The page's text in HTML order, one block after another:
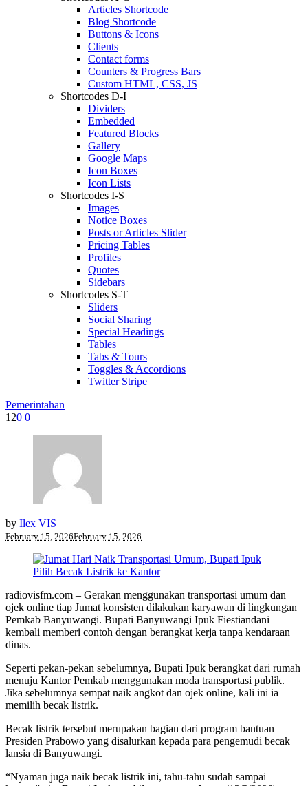
Articles Shortcode
Blog Shortcode
Buttons & Icons
Clients
Contact forms
Counters & Progress Bars
Custom HTML, CSS, JS
Shortcodes D-I
Dividers
Embedded
Featured Blocks
Gallery
Google Maps
Icon Boxes
Icon Lists
Shortcodes I-S
Images
Notice Boxes
Posts or Articles Slider
Pricing Tables
Profiles
Quotes
Sidebars
Shortcodes S-T
Sliders
Social Sharing
Special Headings
Tables
Tabs & Tours
Toggles & Accordions
Twitter Stripe
Pemerintahan
120 0
by Ilex VIS
February 15, 2026February 15, 2026
radiovisfm.com – Gerakan menggunakan transportasi umum dan
ojek online tiap Jumat konsisten dilakukan karyawan di lingkungan
Pemkab Banyuwangi. Bupati Banyuwangi Ipuk Fiestiandani
kembali memberi contoh dengan berangkat kerja tanpa kendaraan
dinas.
Seperti pekan-pekan sebelumnya, Bupati Ipuk berangkat dari rumah
menuju Kantor Pemkab menggunakan moda transportasi publik.
Jika sebelumnya sempat naik angkot dan ojek online, kali ini ia
memilih becak listrik.
Becak listrik tersebut merupakan bagian dari program bantuan
Presiden Prabowo yang disalurkan kepada para pengemudi becak
lansia di Banyuwangi.
“Nyaman juga naik becak listrik ini, tahu-tahu sudah sampai